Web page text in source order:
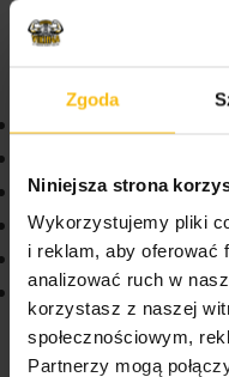
Zgoda
Niniejsza strona
Wykorzystujemy pliki
i reklam, aby oferować
analizować ruch w
korzystasz z naszej
społecznościowym,
Partnerzy mogą
uzyskać jego
Wpływa pozytywnie
Poprawia nastrój
Pobudza lub
Pomaga w